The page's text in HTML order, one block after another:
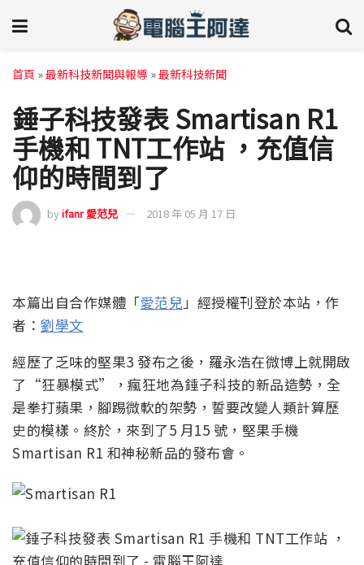
首頁 »最新科技新聞與報導 »最新科技新聞
錘子科技發表 Smartisan R1
手機和 TNT工作站 ，充值信
仰的時間到了
byifanr 愛范兒 2018 年 05 月 17 日
本篇出自合作媒體「愛范兒」經授權刊登於本站，作
者： 劉學文
經歷了乏味的堅果3 發布之後，羅永浩在微博上就開啟
了“狂暴模式”，瘋狂地為錘子科技的新品造勢，全
是拳打蘋果，腳踢微軟的架勢，誓要改變人類計算歷
史的模樣。終於，來到了5 月15 號，堅果手機
Smartisan R1 和神秘新品的發布會。